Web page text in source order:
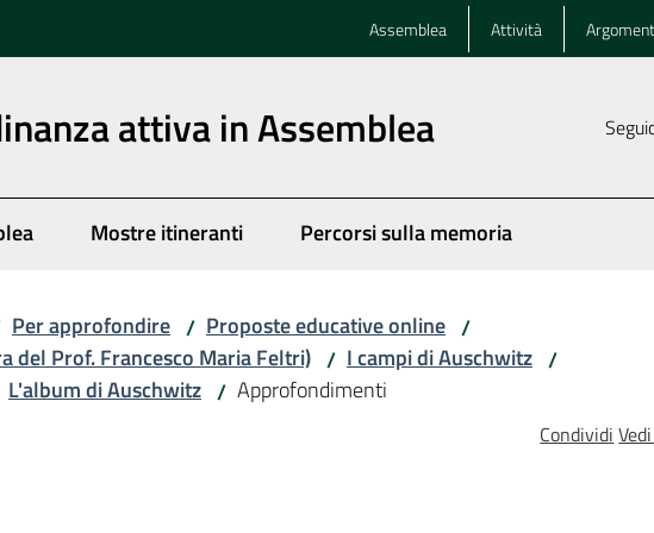
Assemblea Attività
attiva in Assemblea
Mostre itineranti Percorsi sulla memoria
Per approfondire / Proposte educative online /
del Prof. Francesco Maria Feltri) / I campi di Auschwitz /
L'album di Auschwitz / Approfondimenti
Condividi